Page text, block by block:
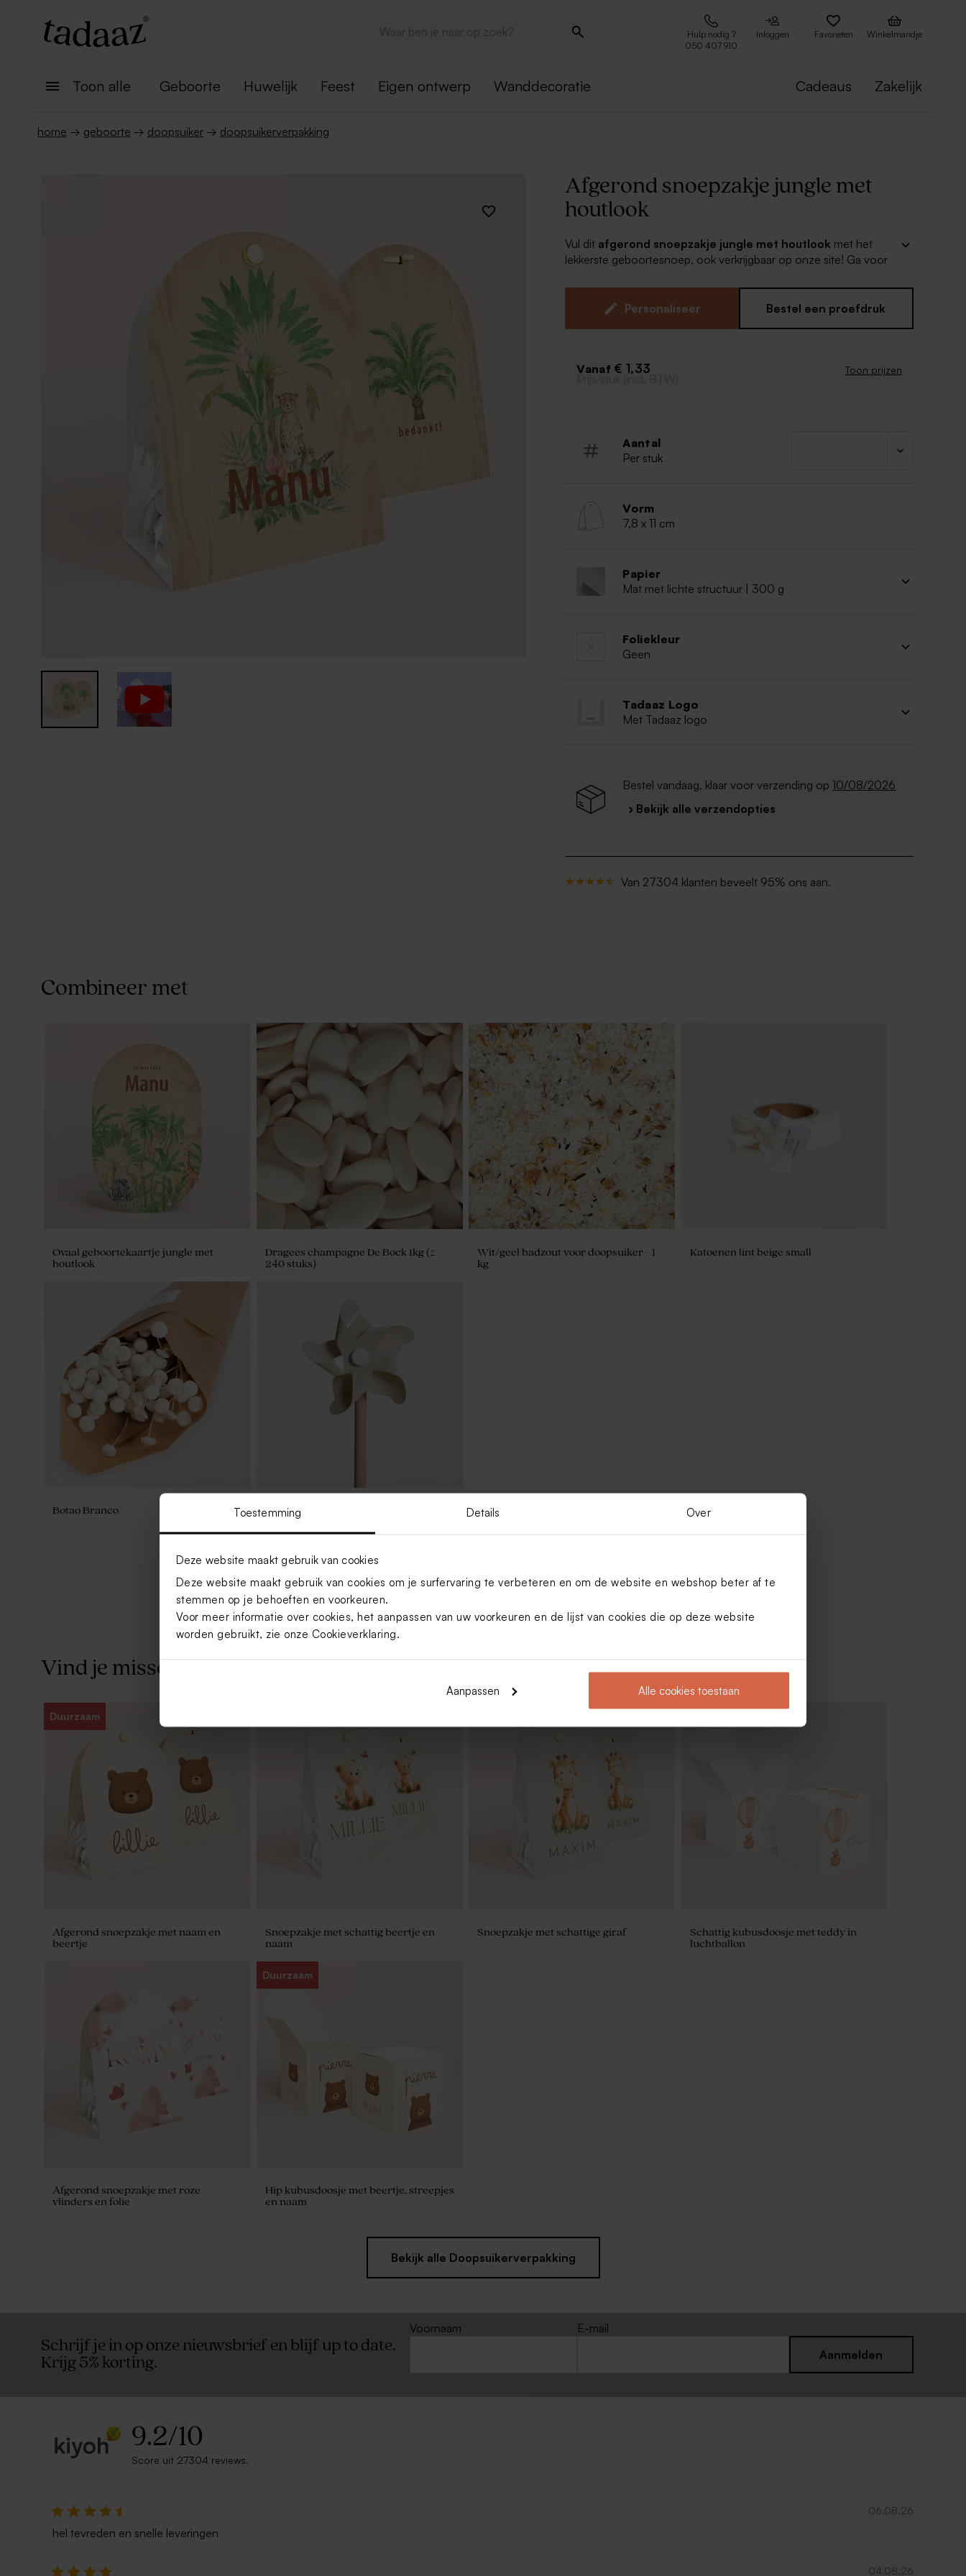
Toestemming Details Over
Deze website maakt gebruik van cookies
Deze website maakt gebruik van cookies om je surfervaring te verbeteren en om de website en webshop beter af te
stemmen op je behoeften en voorkeuren.
Voor meer informatie over cookies, het aanpassen van uw voorkeuren en de lijst van cookies die op deze website
worden gebruikt, zie onze Cookieverklaring.
Aanpassen Alle cookies toestaan
Hulp nodig ?
050 407 910
Inloggen Favorieten Winkelmandje
Toon alle Geboorte Huwelijk Feest Eigen ontwerp Wanddecoratie Cadeaus Zakelijk
home → geboorte → doopsuiker → doopsuikerverpakking
Afgerond snoepzakje jungle met
houtlook
Vul dit afgerond snoepzakje jungle met houtlook met het
lekkerste geboortesnoep, ook verkrijgbaar op onze site! Ga voor
Deze geboorte traktatie zet je zelf in elkaar
Inclusief transparant voedselveilig micazakje en splitpen
Personaliseer Bestel een proefdruk
Vanaf € 1,33 Toon prijzen
Prijs/stuk (incl. BTW)
Aantal
Per stuk
Vorm
7,8 x 11 cm
Papier
Mat met lichte structuur | 300 g
Foliekleur
Geen
Tadaaz Logo
Met Tadaaz logo
Bestel vandaag, klaar voor verzending op10/08/2026
› Bekijk alle verzendopties
Van 27304 klanten beveelt 95% ons aan.
Combineer met
Ovaal geboortekaartje jungle met
houtlook
Dragees champagne De Bock 1kg (±
240 stuks)
Wit/geel badzout voor doopsuiker - 1
kg
Katoenen lint beige small
Botao Branco Houten potlood met beige molentje
Gepersonaliseerd potlood met beige
Vind je misschien ook leuk
Duurzaam
Afgerond snoepzakje met naam en
beertje
Snoepzakje met schattig beertje en
naam
Snoepzakje met schattige giraf
Schattig kubusdoosje met teddy in
luchtballon
Afgerond snoepzakje met roze
vlinders en folie
Duurzaam
Hip kubusdoosje met beertje, streepjes
en naam
Bekijk alle Doopsuikerverpakking
Schrijf je in op onze nieuwsbrief en blijf up to date.
Krijg 5% korting.
Voornaam
E-mail
Aanmelden
9.2/10
Score uit 27304 reviews.
06.08.26
hel tevreden en snelle leveringen
04.08.26